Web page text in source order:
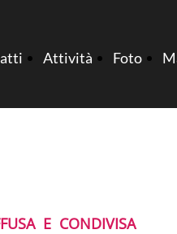
Attività Foto
E CONDIVISA